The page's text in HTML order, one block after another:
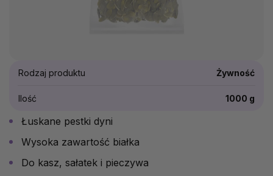
Łuskane pestki dyni
Wysoka zawartość białka
Do kasz, sałatek i pieczywa
Rodzaj produktu Żywność
Ilość 1000 g